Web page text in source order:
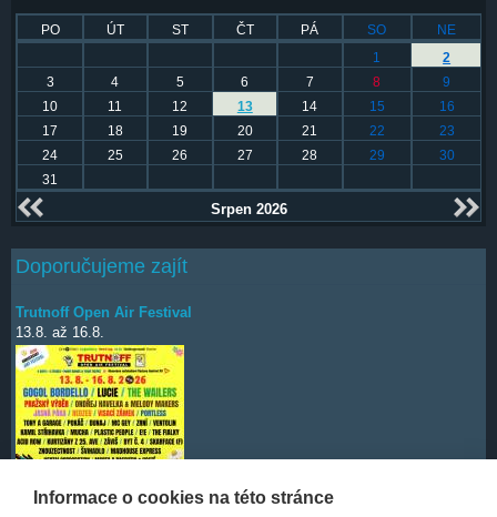
PO ÚT ST ČT PÁ SO
NE
1
2
3
4 5 6 7 8
9
10
11 12 13 14 15
16
17
18 19 20 21 22
23
24
25 26 27 28 29
30
31
Srpen 2026
Doporučujeme zajít
Trutnoff Open Air Festival
13.8. až 16.8.
Informace o cookies na této stránce